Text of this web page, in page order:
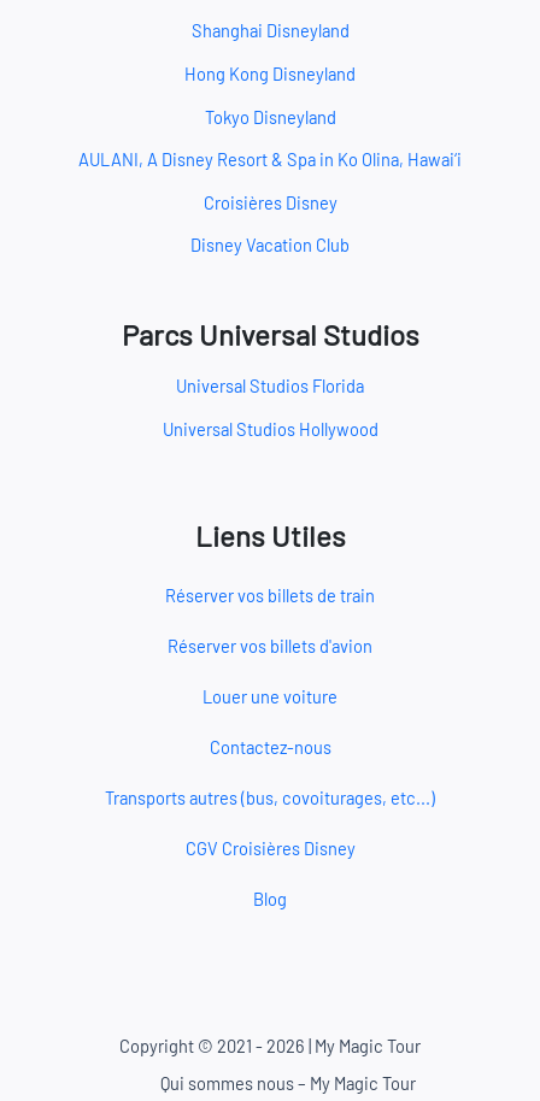
Shanghai Disneyland
Hong Kong Disneyland
Tokyo Disneyland
AULANI, A Disney Resort & Spa in Ko Olina, Hawai‘i
Croisières Disney
Disney Vacation Club
Parcs Universal Studios
Universal Studios Florida
Universal Studios Hollywood
Liens Utiles
Réserver vos billets de train
Réserver vos billets d'avion
Louer une voiture
Contactez-nous
Transports autres (bus, covoiturages, etc...)
CGV Croisières Disney
Blog
Copyright © 2021 - 2026 | My Magic Tour
Qui sommes nous – My Magic Tour